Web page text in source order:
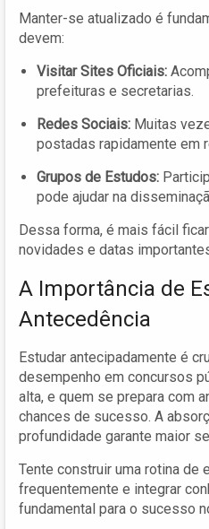
Manter-se atualizado é
devem:
Visitar Sites Oficiais:
prefeituras e secretarias.
Redes Sociais: Muitas
postadas rapidamente em
Grupos de Estudos:
pode ajudar na
Dessa forma, é mais fácil
novidades e datas
A Importância de
Antecedência
Estudar antecipadamente é
desempenho em concursos
alta, e quem se prepara com
chances de sucesso. A
profundidade garante maior
Tente construir uma rotina de
frequentemente e integrar
fundamental para o sucesso